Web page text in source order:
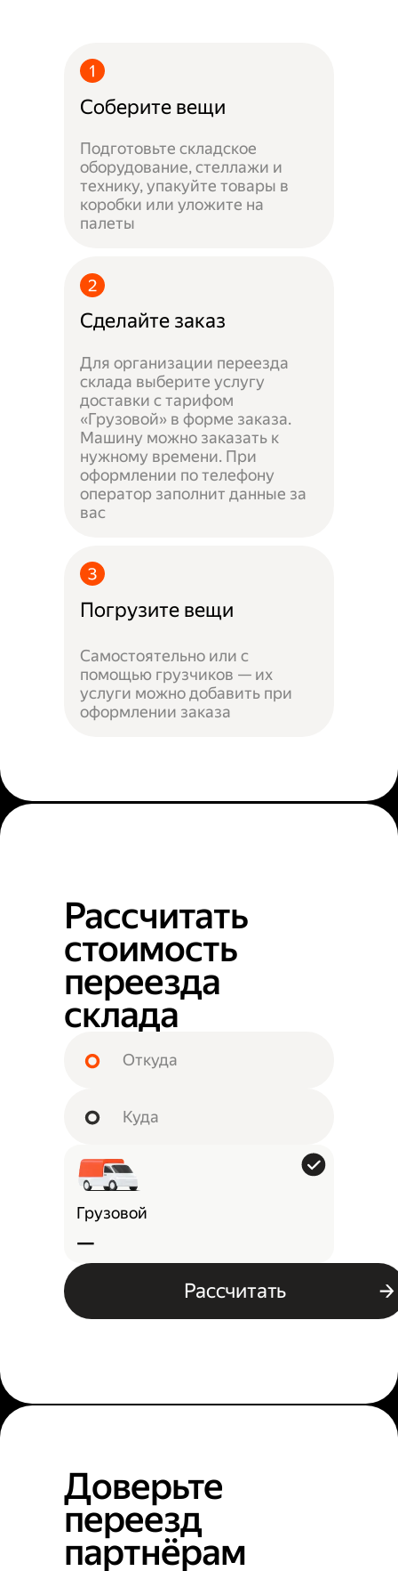
Соберите вещи
Подготовьте складское
оборудование, стеллажи и
технику, упакуйте товары в
коробки или уложите на
палеты
Сделайте заказ
Для организации переезда
склада выберите услугу
доставки с тарифом
«Грузовой» в форме заказа.
Машину можно заказать к
нужному времени. При
оформлении по телефону
оператор заполнит данные за
вас
Погрузите вещи
Самостоятельно или с
помощью грузчиков — их
услуги можно добавить при
оформлении заказа
Рассчитать
стоимость
переезда
склада
Грузовой
—
Рассчитать
Доверьте
переезд
партнёрам